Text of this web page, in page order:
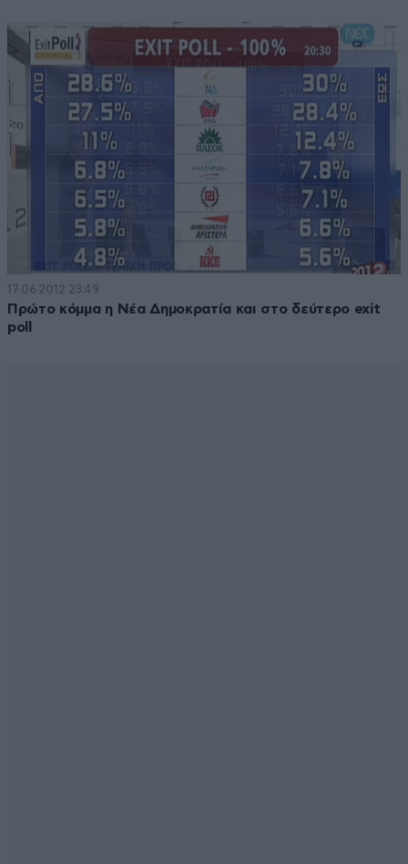
17·06·2012 23:49
Πρώτο κόμμα η Νέα Δημοκρατία και στο δεύτερο exit
poll